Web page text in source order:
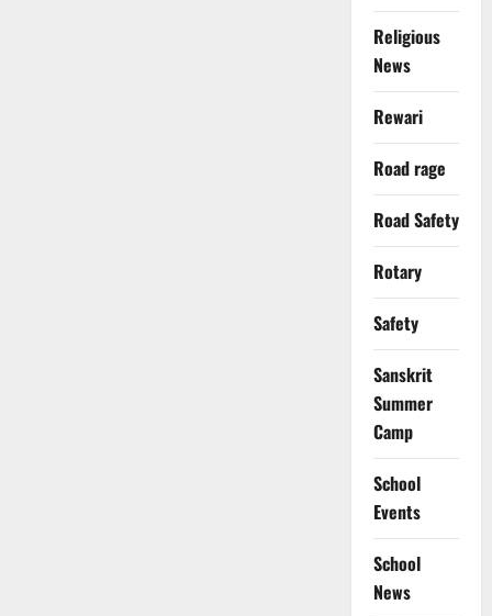
Religious
News
Rewari
Road rage
Road Safety
Rotary
Safety
Sanskrit
Summer
Camp
School
Events
School
News